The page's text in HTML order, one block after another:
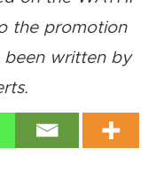
the promotion
been written by